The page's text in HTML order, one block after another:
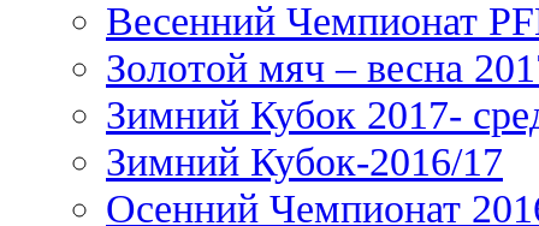
Весенний Чемпионат
Золотой мяч – весна
Зимний Кубок 2017-
Зимний Кубок-2016/17
Осенний Чемпионат